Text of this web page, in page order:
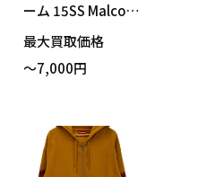
ーム 15SS Malcolm
X Hooded Sweats
hirt パーカー グリ
最大買取価格
～7,000円